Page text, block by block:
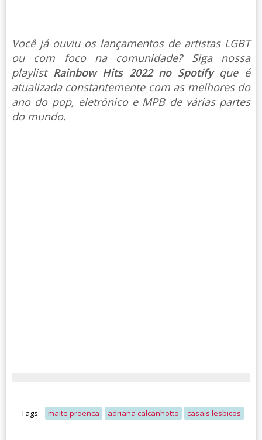
Você já ouviu os lançamentos de artistas LGBT
ou com foco na comunidade? Siga nossa
playlist Rainbow Hits 2022 no Spotify que é
atualizada constantemente com as melhores do
ano do pop, eletrônico e MPB de várias partes
do mundo.
Tags: maite proenca adriana calcanhotto casais lesbicos